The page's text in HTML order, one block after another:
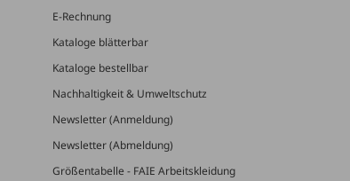
E-Rechnung
Kataloge blätterbar
Kataloge bestellbar
Nachhaltigkeit & Umweltschutz
Newsletter (Anmeldung)
Newsletter (Abmeldung)
Größentabelle - FAIE Arbeitskleidung